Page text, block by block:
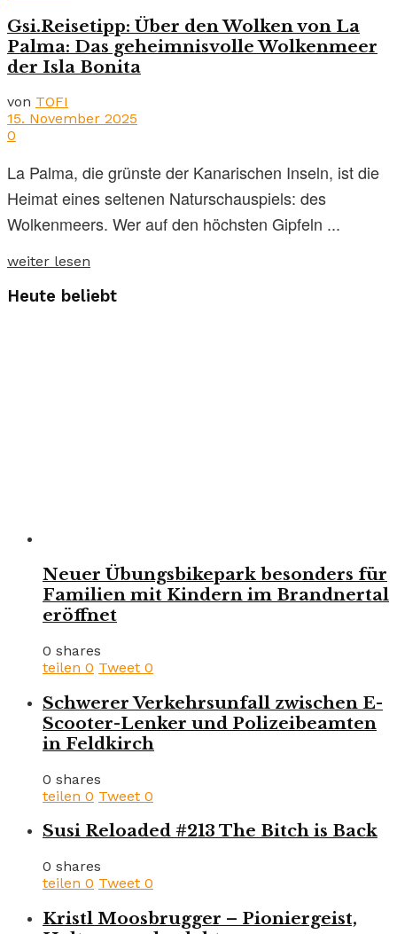
Gsi.Reisetipp: Über den Wolken von La
Palma: Das geheimnisvolle Wolkenmeer
der Isla Bonita
von TOFI
15. November 2025
0
La Palma, die grünste der Kanarischen Inseln, ist die
Heimat eines seltenen Naturschauspiels: des
Wolkenmeers. Wer auf den höchsten Gipfeln ...
weiter lesen
Heute beliebt
Neuer Übungsbikepark besonders für
Familien mit Kindern im Brandnertal
eröffnet
0 shares
teilen 0 Tweet 0
Schwerer Verkehrsunfall zwischen E-
Scooter-Lenker und Polizeibeamten
in Feldkirch
0 shares
teilen 0 Tweet 0
Susi Reloaded #213 The Bitch is Back
0 shares
teilen 0 Tweet 0
Kristl Moosbrugger – Pioniergeist,